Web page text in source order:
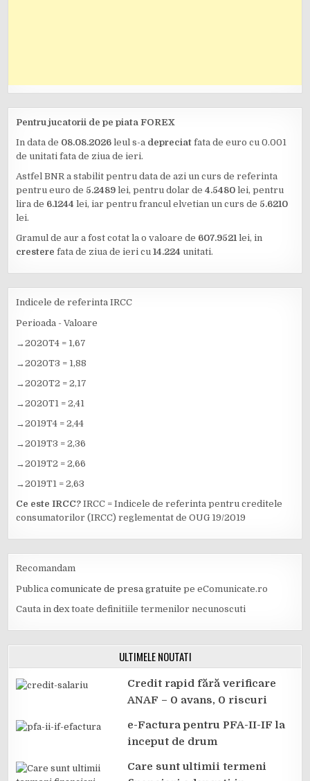
Pentru jucatorii de pe piata FOREX
In data de 08.08.2026 leul s-a depreciat fata de euro cu 0.001
de unitati fata de ziua de ieri.
Astfel BNR a stabilit pentru data de azi un curs de referinta
pentru euro de 5.2489 lei, pentru dolar de4.5480 lei, pentru
lira de 6.1244 lei, iar pentru francul elvetian un curs de 5.6210
lei.
Gramul de aur a fost cotat la o valoare de 607.9521 lei, in
crestere fata de ziua de ieri cu14.224 unitati.
Indicele de referinta IRCC
Perioada - Valoare
→2020T4 = 1,67
→2020T3 = 1,88
→2020T2 = 2,17
→2020T1 = 2,41
→2019T4 = 2,44
→2019T3 = 2,36
→2019T2 = 2,66
→2019T1 = 2,63
Ce este IRCC? IRCC = Indicele de referinta pentru creditele
consumatorilor (IRCC) reglementat de OUG 19/2019
Recomandam
Publicacomunicate de presa gratuite pe eComunicate.ro
Cauta index toate definitiile termenilor necunoscuti
ULTIMELE NOUTATI
Credit rapid fără verificare
ANAF – 0 avans, 0 riscuri
e-Factura pentru PFA-II-IF la
inceput de drum
Care sunt ultimii termeni